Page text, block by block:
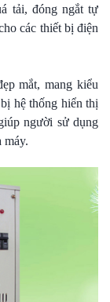
tải, đóng ngắt tự
các thiết bị điện
mắt, mang kiểu
hệ thống hiển thị
người sử dụng
máy.